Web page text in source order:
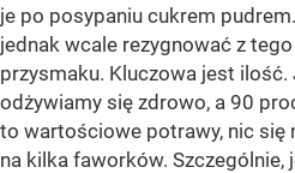
je po posypaniu cukrem
jednak wcale rezygnować z
przysmaku. Kluczowa jest ilość.
odżywiamy się zdrowo, a 90
to wartościowe potrawy, nic się
na kilka faworków.